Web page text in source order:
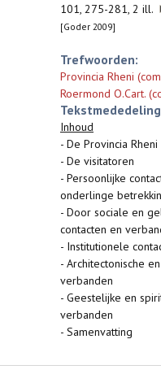
101, 275-281, 2 ill.
[Goder 2009]
Trefwoorden:
Provincia Rheni
Roermond O.Cart.
Inhoud
- De Provincia Rheni
- De visitatoren
- Persoonlijke
onderlinge
- Door sociale en
contacten en
- Institutionele
- Architectonische
verbanden
- Geestelijke en
verbanden
- Samenvatting